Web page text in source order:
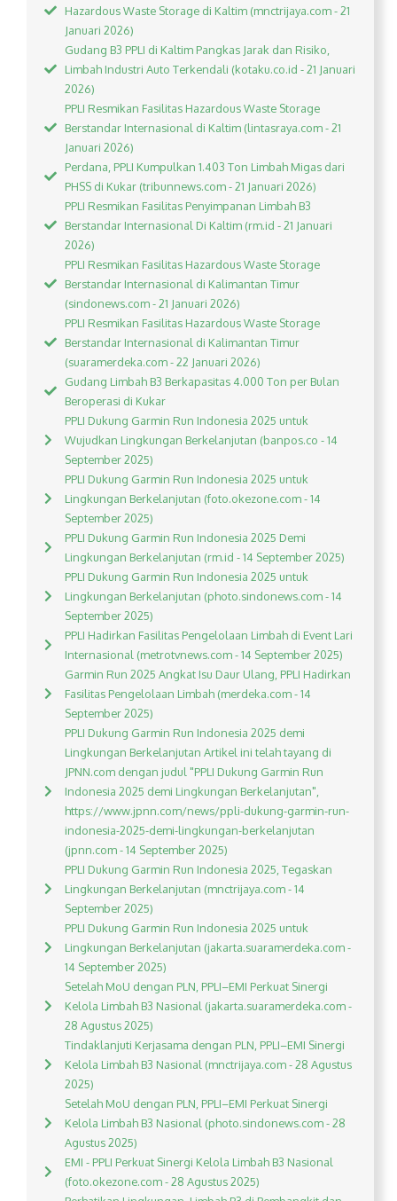
Hazardous Waste Storage di Kaltim (mnctrijaya.com - 21
Januari 2026)
Gudang B3 PPLI di Kaltim Pangkas Jarak dan Risiko,
Limbah Industri Auto Terkendali (kotaku.co.id - 21 Januari
2026)
PPLI Resmikan Fasilitas Hazardous Waste Storage
Berstandar Internasional di Kaltim (lintasraya.com - 21
Januari 2026)
Perdana, PPLI Kumpulkan 1.403 Ton Limbah Migas dari
PHSS di Kukar (tribunnews.com - 21 Januari 2026)
PPLI Resmikan Fasilitas Penyimpanan Limbah B3
Berstandar Internasional Di Kaltim (rm.id - 21 Januari
2026)
PPLI Resmikan Fasilitas Hazardous Waste Storage
Berstandar Internasional di Kalimantan Timur
(sindonews.com - 21 Januari 2026)
PPLI Resmikan Fasilitas Hazardous Waste Storage
Berstandar Internasional di Kalimantan Timur
(suaramerdeka.com - 22 Januari 2026)
Gudang Limbah B3 Berkapasitas 4.000 Ton per Bulan
Beroperasi di Kukar
PPLI Dukung Garmin Run Indonesia 2025 untuk
Wujudkan Lingkungan Berkelanjutan (banpos.co - 14
September 2025)
PPLI Dukung Garmin Run Indonesia 2025 untuk
Lingkungan Berkelanjutan (foto.okezone.com - 14
September 2025)
PPLI Dukung Garmin Run Indonesia 2025 Demi
Lingkungan Berkelanjutan (rm.id - 14 September 2025)
PPLI Dukung Garmin Run Indonesia 2025 untuk
Lingkungan Berkelanjutan (photo.sindonews.com - 14
September 2025)
PPLI Hadirkan Fasilitas Pengelolaan Limbah di Event Lari
Internasional (metrotvnews.com - 14 September 2025)
Garmin Run 2025 Angkat Isu Daur Ulang, PPLI Hadirkan
Fasilitas Pengelolaan Limbah (merdeka.com - 14
September 2025)
PPLI Dukung Garmin Run Indonesia 2025 demi
Lingkungan Berkelanjutan Artikel ini telah tayang di
JPNN.com dengan judul "PPLI Dukung Garmin Run
Indonesia 2025 demi Lingkungan Berkelanjutan",
https://www.jpnn.com/news/ppli-dukung-garmin-run-
indonesia-2025-demi-lingkungan-berkelanjutan
(jpnn.com - 14 September 2025)
PPLI Dukung Garmin Run Indonesia 2025, Tegaskan
Lingkungan Berkelanjutan (mnctrijaya.com - 14
September 2025)
PPLI Dukung Garmin Run Indonesia 2025 untuk
Lingkungan Berkelanjutan (jakarta.suaramerdeka.com -
14 September 2025)
Setelah MoU dengan PLN, PPLI–EMI Perkuat Sinergi
Kelola Limbah B3 Nasional (jakarta.suaramerdeka.com -
28 Agustus 2025)
Tindaklanjuti Kerjasama dengan PLN, PPLI–EMI Sinergi
Kelola Limbah B3 Nasional (mnctrijaya.com - 28 Agustus
2025)
Setelah MoU dengan PLN, PPLI–EMI Perkuat Sinergi
Kelola Limbah B3 Nasional (photo.sindonews.com - 28
Agustus 2025)
EMI - PPLI Perkuat Sinergi Kelola Limbah B3 Nasional
(foto.okezone.com - 28 Agustus 2025)